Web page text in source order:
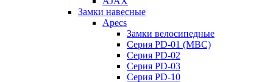
Замки навесные
Apecs
Замки велосипедные
Серия PD-01 (МВС)
Серия PD-02
Серия PD-03
Серия PD-10